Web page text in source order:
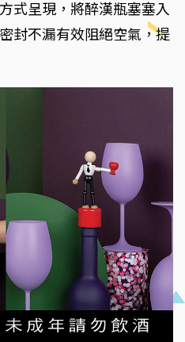
式呈現，將醉漢瓶塞塞入
封不漏有效阻絕空氣，提